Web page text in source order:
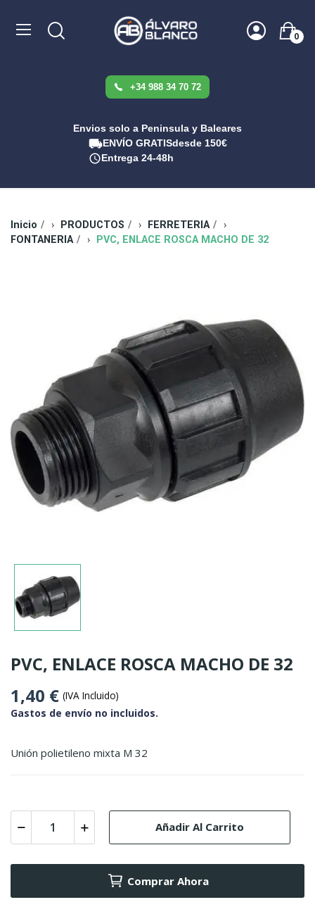
0
+34 988 34 70 72
Envios solo a Peninsula y Baleares
ENVÍO GRATISdesde 150€
Entrega 24-48h
Inicio PRODUCTOS
FERRETERIA
FONTANERIA
PVC, ENLACE ROSCA MACHO DE 32
PVC, ENLACE ROSCA MACHO DE 32
1,40 € (IVA Incluido)
Gastos de envío no incluidos.
Unión polietileno mixta M 32
Añadir Al Carrito
Comprar Ahora